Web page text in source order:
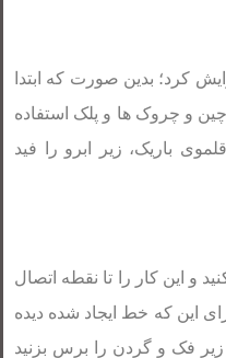
کرد؛ بدین صورت که ابتدا
و چروک ها و پلک استفاده
باریک، زیر ابرو را فید
و این کار را تا نقطه اتصال
این که خط ایجاد شده دیده
زیر فک و گردن را برس بزنید